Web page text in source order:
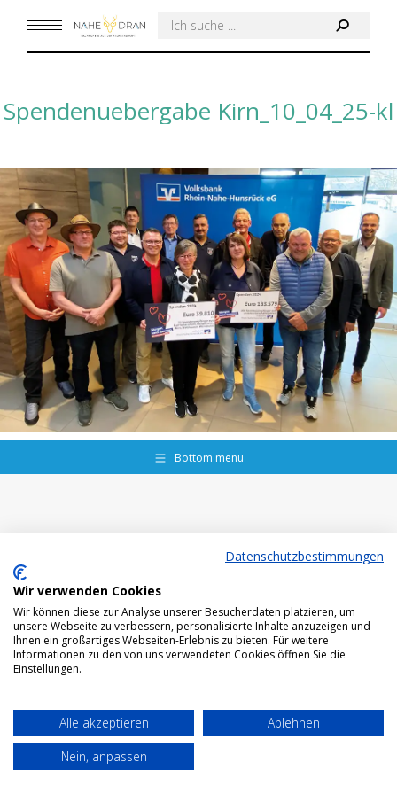
Search:
Spendenuebergabe Kirn_10_04_25-kl
Bottom menu
Datenschutzbestimmungen
Wir verwenden Cookies
Wir können diese zur Analyse unserer Besucherdaten platzieren, um
unsere Webseite zu verbessern, personalisierte Inhalte anzuzeigen und
Ihnen ein großartiges Webseiten-Erlebnis zu bieten. Für weitere
Informationen zu den von uns verwendeten Cookies öffnen Sie die
Einstellungen.
Alle akzeptieren
Ablehnen
Nein, anpassen